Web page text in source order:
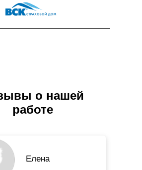
о нашей
работе
Елена